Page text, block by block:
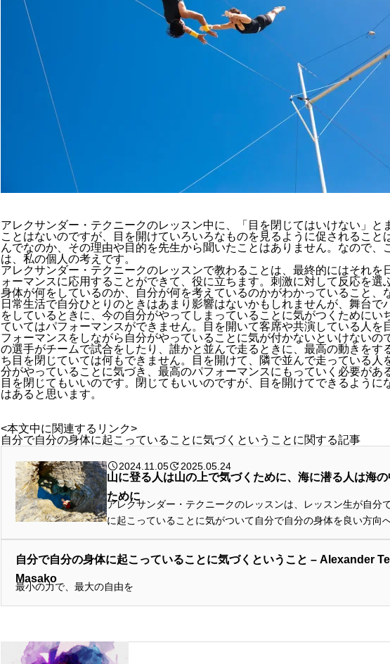
アレクサンダー・テクニークのレッスン中に、「目を閉じてはいけない」と
ことはないのですが、目を開けていろいろなものを見るように促されること
んでなのか、その理由や目的を先生から聞いたことはありません。なので、
は、私の個人の考えです。
アレクサンダー・テクニークのレッスンで教わることは、最終的にはそれを
ォーマンスに応用することができて、役に立ちます。刺激に対して反応を選
身体が何をしているのか、自分が何を考えているのかがわかっていること、
日常生活で自分ひとりのときはあまり影響はないかもしれませんが、舞台で
をしているときに、今の自分がやってしまっていることに気がつくためにい
ていてはパフォーマンスができません。目を開いて客席や共演している人を
フォーマンスをしながら自分がやっていることに気が付かないといけないの
の選手がチームで試合をしたり、誰かと並んで走るときに、最高の動きをす
ち目を閉じていては何もできません。目を開けて、隣で並んで走っている人
分がやっていることに気づき、最高のパフォーマンスにもっていく必要があ
目を閉じてもいいのです。閉じてもいいのですが、目を開けてできるように
はあると思います。
<本文中に関連するリンク>
自分で自分の身体に起こっていることに気づくということに関する記事
2024.11.05 2025.05.24
山に登る人は山の上で気づくために、海に潜る人は海
ために
アレクサンダー・テクニークのレッスンは、レッスン生が自分
に起こっていることに気がついて自分で自分の身体を良い方向
るようになるためのレッスンともいえます
自分で自分の身体に起こっていることに気づくということ – Alexander
Masako
最小の力で、最大の自由を